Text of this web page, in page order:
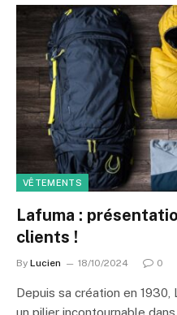
VÊTEMENTS
Lafuma :
clients !
By Lucien 18/10/2024 0
Depuis sa création en
un pilier incontournable